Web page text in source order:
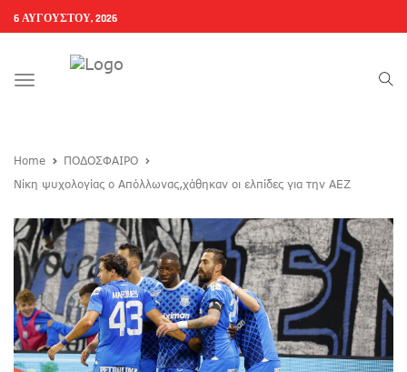
6 ΑΥΓΟΎΣΤΟΥ, 2026
Toggle
Home
ΠΟΔΟΣΦΑΙΡΟ
Νίκη ψυχολογίας ο Απόλλωνας,χάθηκαν οι ελπίδες για την ΑΕΖ